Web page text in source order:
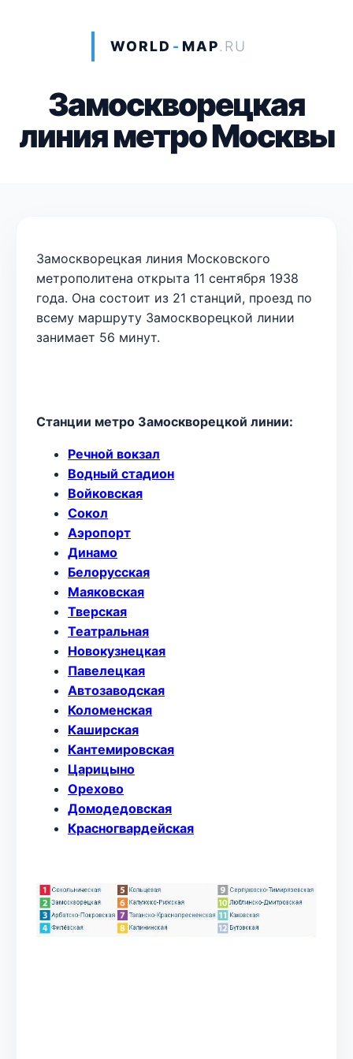
WORLD - MAP.RU
Замоскворецкая
линия метро Москвы
Замоскворецкая линия Московского
метрополитена открыта 11 сентября 1938
года. Она состоит из 21 станций, проезд по
всему маршруту Замоскворецкой линии
занимает 56 минут.
Станции метро Замоскворецкой линии:
Речной вокзал
Водный стадион
Войковская
Сокол
Аэропорт
Динамо
Белорусская
Маяковская
Тверская
Театральная
Новокузнецкая
Павелецкая
Автозаводская
Коломенская
Каширская
Кантемировская
Царицыно
Орехово
Домодедовская
Красногвардейская